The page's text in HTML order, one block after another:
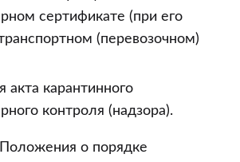
сертификате (при его
(перевозочном)
акта карантинного
контроля (надзора).
о порядке